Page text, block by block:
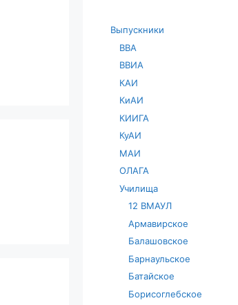
Выпускники
ВВА
ВВИА
КАИ
КиАИ
КИИГА
КуАИ
МАИ
ОЛАГА
Училища
12 ВМАУЛ
Армавирское
Балашовское
Барнаульское
Батайское
Борисоглебское